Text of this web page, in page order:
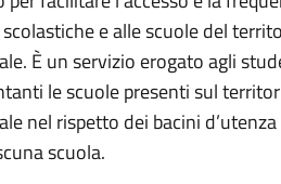
e alle scuole del
È un servizio erogato agli
le scuole presenti sul
nel rispetto dei bacini
scuola.